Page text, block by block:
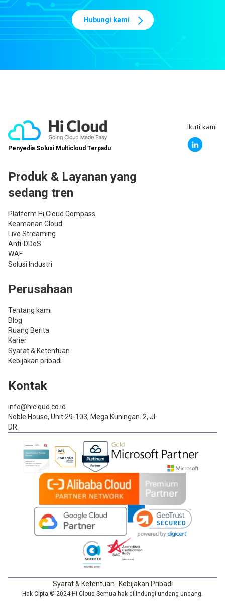
Hubungi kami
Penyedia Solusi Multicloud Terpadu
Ikuti kami
Produk & Layanan yang
sedang tren
Platform Hi Cloud Compass
Keamanan Cloud
Live Streaming
Anti-DDoS
WAF
Solusi Industri
Perusahaan
Tentang kami
Blog
Ruang Berita
Karier
Syarat & Ketentuan
Kebijakan pribadi
Kontak
info@hicloud.co.id
Noble House, Unit 29-103, Mega Kuningan. 2, Jl.
DR.
Syarat & Ketentuan Kebijakan Pribadi
Hak Cipta © 2024 Hi Cloud Semua hak dilindungi undang-undang.